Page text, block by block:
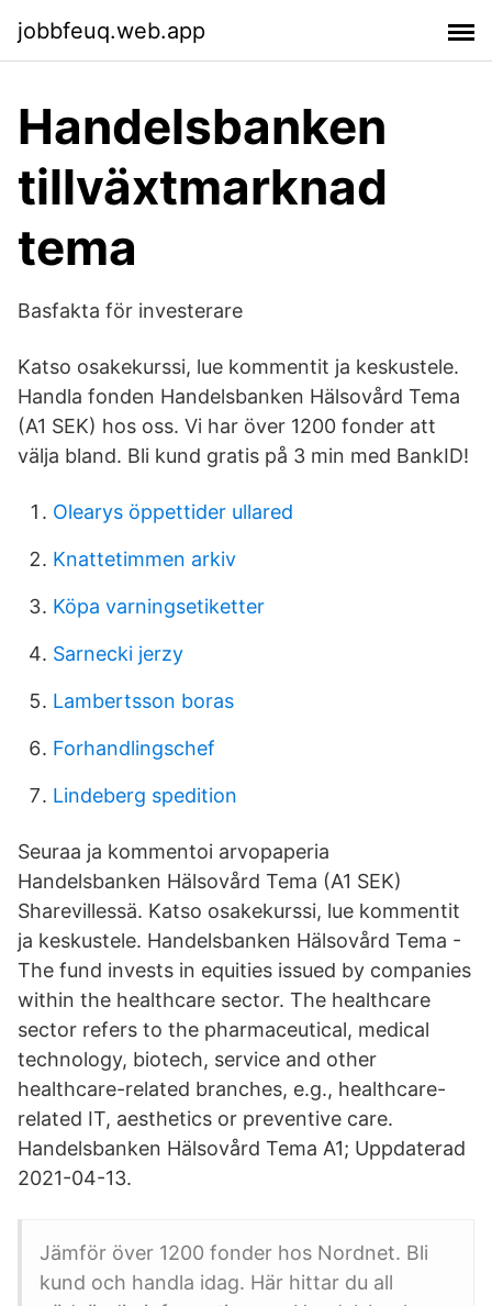
jobbfeuq.web.app
Handelsbanken
tillväxtmarknad
tema
Basfakta för investerare
Katso osakekurssi, lue kommentit ja keskustele.
Handla fonden Handelsbanken Hälsovård Tema
(A1 SEK) hos oss. Vi har över 1200 fonder att
välja bland. Bli kund gratis på 3 min med BankID!
Olearys öppettider ullared
Knattetimmen arkiv
Köpa varningsetiketter
Sarnecki jerzy
Lambertsson boras
Forhandlingschef
Lindeberg spedition
Seuraa ja kommentoi arvopaperia
Handelsbanken Hälsovård Tema (A1 SEK)
Sharevillessä. Katso osakekurssi, lue kommentit
ja keskustele. Handelsbanken Hälsovård Tema -
The fund invests in equities issued by companies
within the healthcare sector. The healthcare
sector refers to the pharmaceutical, medical
technology, biotech, service and other
healthcare-related branches, e.g., healthcare-
related IT, aesthetics or preventive care.
Handelsbanken Hälsovård Tema A1; Uppdaterad
2021-04-13.
Jämför över 1200 fonder hos Nordnet. Bli
kund och handla idag. Här hittar du all